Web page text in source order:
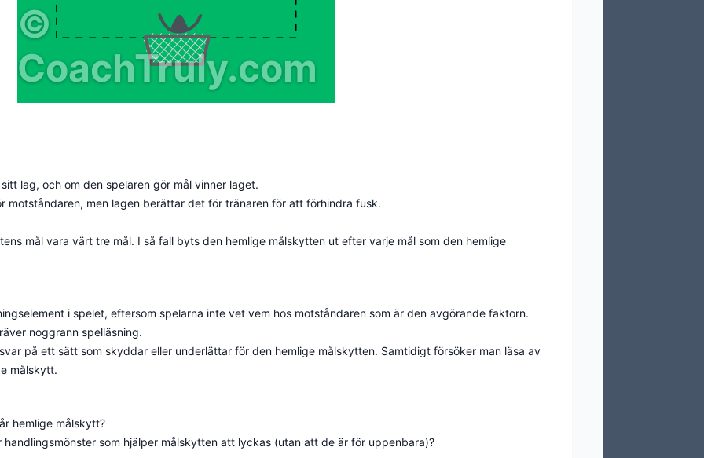
©
CoachTruly.com
lag, och om den spelaren gör mål vinner laget.
motståndaren, men lagen berättar det för tränaren för att förhindra fusk.
mål vara värt tre mål. I så fall byts den hemlige målskytten ut efter varje mål som den hemlige
i spelet, eftersom spelarna inte vet vem hos motståndaren som är den avgörande faktorn.
noggrann spelläsning.
på ett sätt som skyddar eller underlättar för den hemlige målskytten. Samtidigt försöker man läsa av
målskytt.
hemlige målskytt?
handlingsmönster som hjälper målskytten att lyckas (utan att de är för uppenbara)?